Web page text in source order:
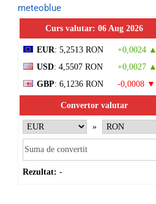
meteoblue
Curs valutar: 06 Aug 2026
EUR: 5,2513 RON
+0,0024 ▲
USD: 4,5507 RON
+0,0027 ▲
GBP: 6,1236 RON -0,0008 ▼
Convertor valutar
»
Rezultat: -